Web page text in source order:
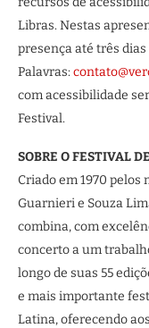
Libras. Nestas
presença até três
Palavras:
com acessibilidade
Festival.
SOBRE O FESTIVAL
Criado em 1970 pelos
Guarnieri e Souza
combina, com
concerto a um
longo de suas 55
e mais importante
Latina, oferecendo